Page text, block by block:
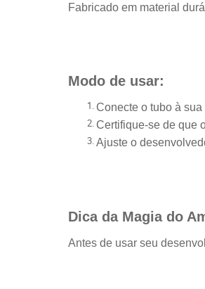
Fabricado em material
Modo de usar:
Conecte o tubo à
Certifique-se de que
Ajuste o
Dica da Magia do
Antes de usar seu